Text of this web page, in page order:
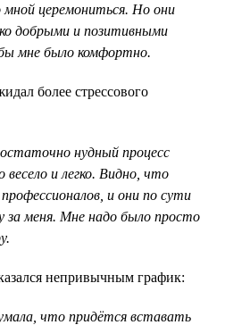
мной церемониться. Но они
добрыми и позитивными
мне было комфортно.
более стрессового
нудный процесс
весело и легко. Видно, что
и они по сути
за меня. Мне надо было просто
непривычным график:
что придётся вставать